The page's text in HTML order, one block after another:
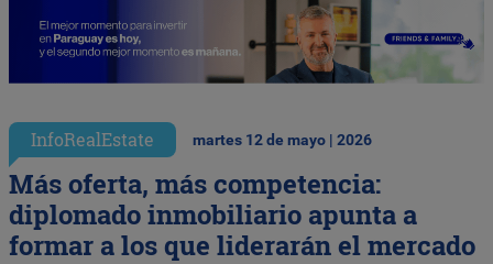
InfoRealEstate martes 12 de mayo | 2026
Más oferta, más competencia:
diplomado inmobiliario apunta a
formar a los que liderarán el mercado